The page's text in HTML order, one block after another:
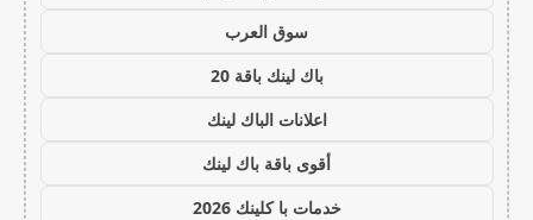
سوق العرب
باك لينك باقة 20
اعلانات الباك لينك
أقوى باقة باك لينك
خدمات با كلينك 2026